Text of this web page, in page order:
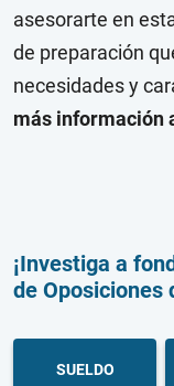
asesorarte en
de preparación
necesidades y
más información
¡Investiga a
de Oposiciones
SUELDO